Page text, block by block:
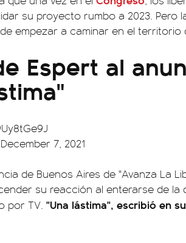
su proyecto rumbo a 2023. Pero
empezar a caminar en el territorio
Espert al
December 7, 2021
de Buenos Aires de "Avanza La
su reacción al enterarse de la
por TV. "Una lástima", escribió en